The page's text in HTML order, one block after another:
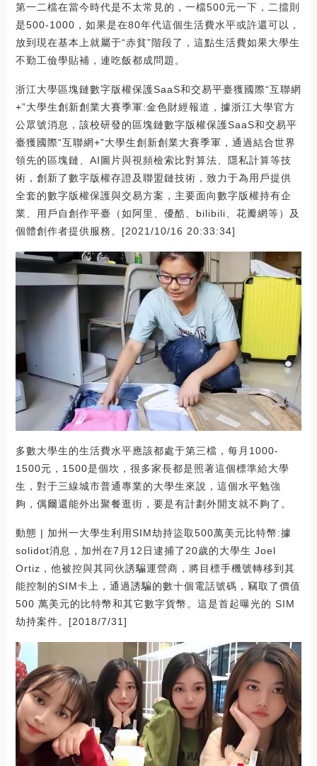
第一二檔在當今時代是不太常見的，一檔500元一下，二擋則
是500-1000，如果是在80年代這個生活費水平或許還可以，
放到現在基本上就屬于“赤貧”階段了，這點生活費如果大學生
不勤工儉學貼補，連吃飯都成問題。
浙江大學區塊鏈數字版權保護SaaS和交易平臺獲國際“互聯網
+”大學生創新創業大賽季軍:金色財經報道，據浙江大學官方
公眾號消息，該校研發的區塊鏈數字版權保護SaaS和交易平
臺獲國際“互聯網+”大學生創新創業大賽季軍，通過結合世界
領先的區塊鏈、AI圖片與視頻檢索比對算法、隱私計算等技
術，創新了數字版權存證及聯盟鏈技術，致力于為用戶提供
全套的數字版權保護與交易方案，主要面向數字版權持有企
業、用戶自創作平臺（如阿里、優酷、bilibili、花瓣網等）及
個體創作者提供服務。[2021/10/16 20:33:34]
多數大學生的生活費水平應該都處于第三檔，每月1000-
1500元，1500是個坎，很多家長都是照著這個標準給大學
生，對于三線城市普通專業的大學生來說，這個水平勉強
夠，偶爾還能外出聚餐逛街，要是有計劃外開支就不夠了。
動態 | 加州一大學生利用SIM劫持盜取500萬美元比特幣:據
solidot消息，加州在7月12日逮捕了20歲的大學生 Joel
Ortiz，他被控與其同伙誘騙運營商，將目標手機號轉移到其
能控制的SIM卡上，通過誘騙的數十個電話號碼，竊取了價值
500 萬美元的比特幣和其它數字貨幣。這是首起曝光的 SIM
劫持案件。[2018/7/31]